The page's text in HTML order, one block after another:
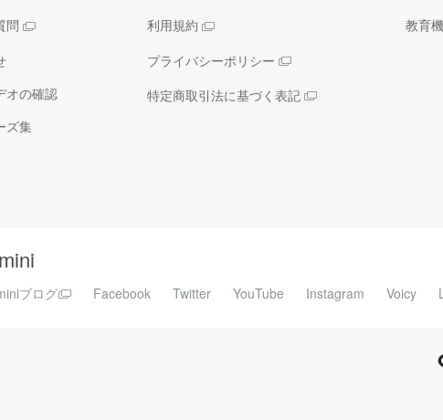
問
オの確認
ズ集
利用規約
プライバシーポリシー
特定商取引法に基づく表記
教育
ブログ Facebook Twitter YouTube Instagram Voicy